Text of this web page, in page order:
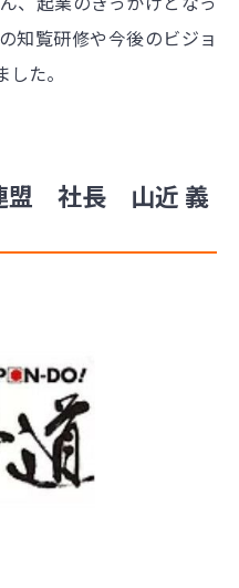
知覧研修や今後のビジョ
た。
盟 社長 山近 義